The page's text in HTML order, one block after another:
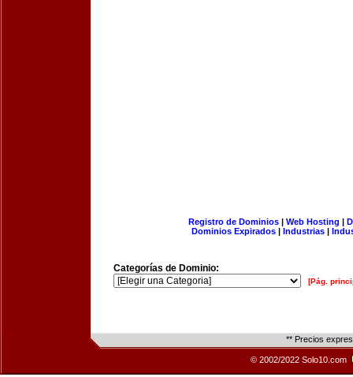
Registro de Dominios| Web Hosting |
Dominios Expirados | Industrias |
Categorías de Dominio:
[Pág.
** Precios
© 2002/2022 Solo10.com